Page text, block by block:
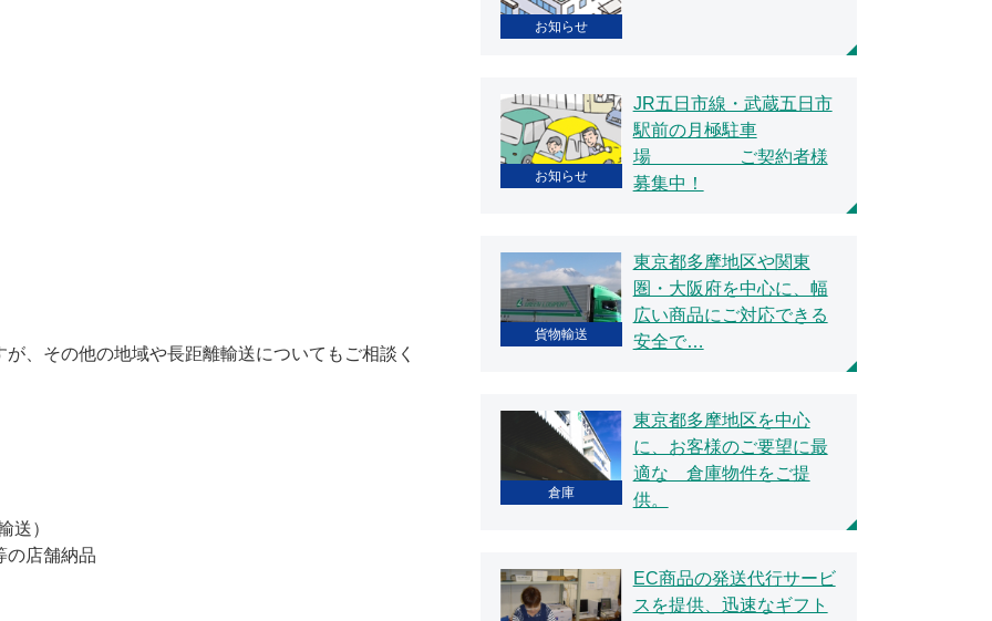
、その他の地域や長距離輸送についてもご相談く
送）
の店舗納品
お知らせ
お知らせ
JR五日市線・武蔵五日市
駅前の月極駐車
場 ご契約者様
募集中！
貨物輸送
東京都多摩地区や関東
圏・大阪府を中心に、幅
広い商品にご対応できる
安全で…
倉庫
東京都多摩地区を中心
に、お客様のご要望に最
適な 倉庫物件をご提
供。
EC商品の発送代行サービ
スを提供、迅速なギフト